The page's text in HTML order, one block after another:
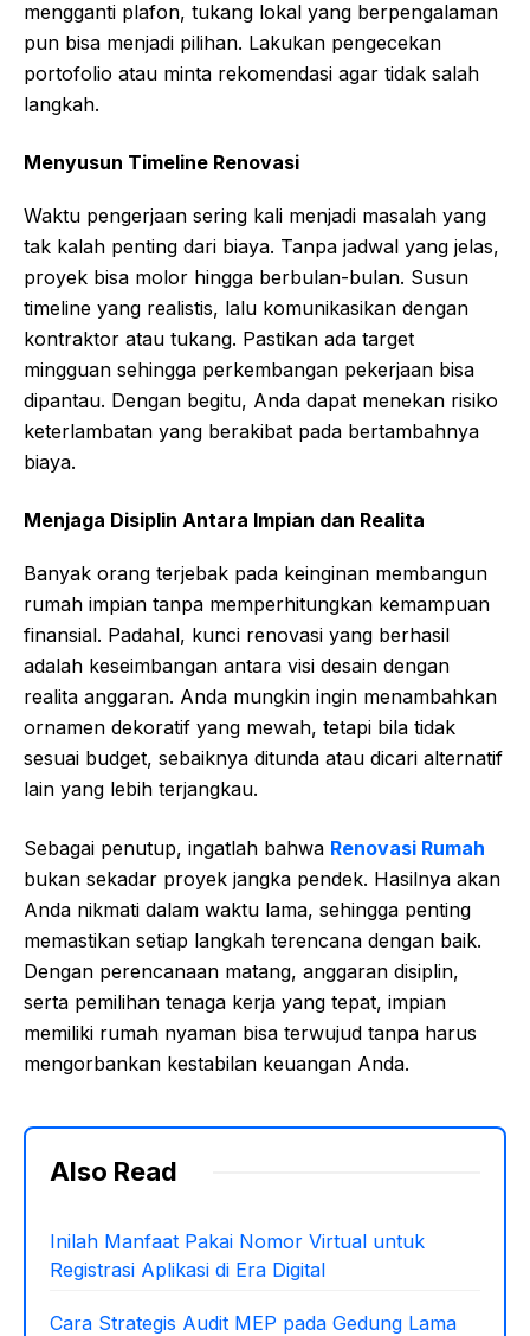
mengganti plafon, tukang lokal yang berpengalaman
pun bisa menjadi pilihan. Lakukan pengecekan
portofolio atau minta rekomendasi agar tidak salah
langkah.
Menyusun Timeline Renovasi
Waktu pengerjaan sering kali menjadi masalah yang
tak kalah penting dari biaya. Tanpa jadwal yang jelas,
proyek bisa molor hingga berbulan-bulan. Susun
timeline yang realistis, lalu komunikasikan dengan
kontraktor atau tukang. Pastikan ada target
mingguan sehingga perkembangan pekerjaan bisa
dipantau. Dengan begitu, Anda dapat menekan risiko
keterlambatan yang berakibat pada bertambahnya
biaya.
Menjaga Disiplin Antara Impian dan Realita
Banyak orang terjebak pada keinginan membangun
rumah impian tanpa memperhitungkan kemampuan
finansial. Padahal, kunci renovasi yang berhasil
adalah keseimbangan antara visi desain dengan
realita anggaran. Anda mungkin ingin menambahkan
ornamen dekoratif yang mewah, tetapi bila tidak
sesuai budget, sebaiknya ditunda atau dicari alternatif
lain yang lebih terjangkau.
Sebagai penutup, ingatlah bahwa Renovasi Rumah
bukan sekadar proyek jangka pendek. Hasilnya akan
Anda nikmati dalam waktu lama, sehingga penting
memastikan setiap langkah terencana dengan baik.
Dengan perencanaan matang, anggaran disiplin,
serta pemilihan tenaga kerja yang tepat, impian
memiliki rumah nyaman bisa terwujud tanpa harus
mengorbankan kestabilan keuangan Anda.
Also Read
Inilah Manfaat Pakai Nomor Virtual untuk
Registrasi Aplikasi di Era Digital
Cara Strategis Audit MEP pada Gedung Lama